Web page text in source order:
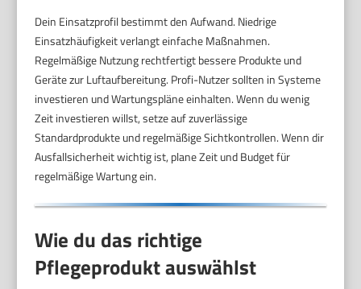
Dein Einsatzprofil bestimmt den Aufwand. Niedrige
Einsatzhäufigkeit verlangt einfache Maßnahmen.
Regelmäßige Nutzung rechtfertigt bessere Produkte und
Geräte zur Luftaufbereitung. Profi-Nutzer sollten in Systeme
investieren und Wartungspläne einhalten. Wenn du wenig
Zeit investieren willst, setze auf zuverlässige
Standardprodukte und regelmäßige Sichtkontrollen. Wenn dir
Ausfallsicherheit wichtig ist, plane Zeit und Budget für
regelmäßige Wartung ein.
Wie du das richtige
Pflegeprodukt auswählst